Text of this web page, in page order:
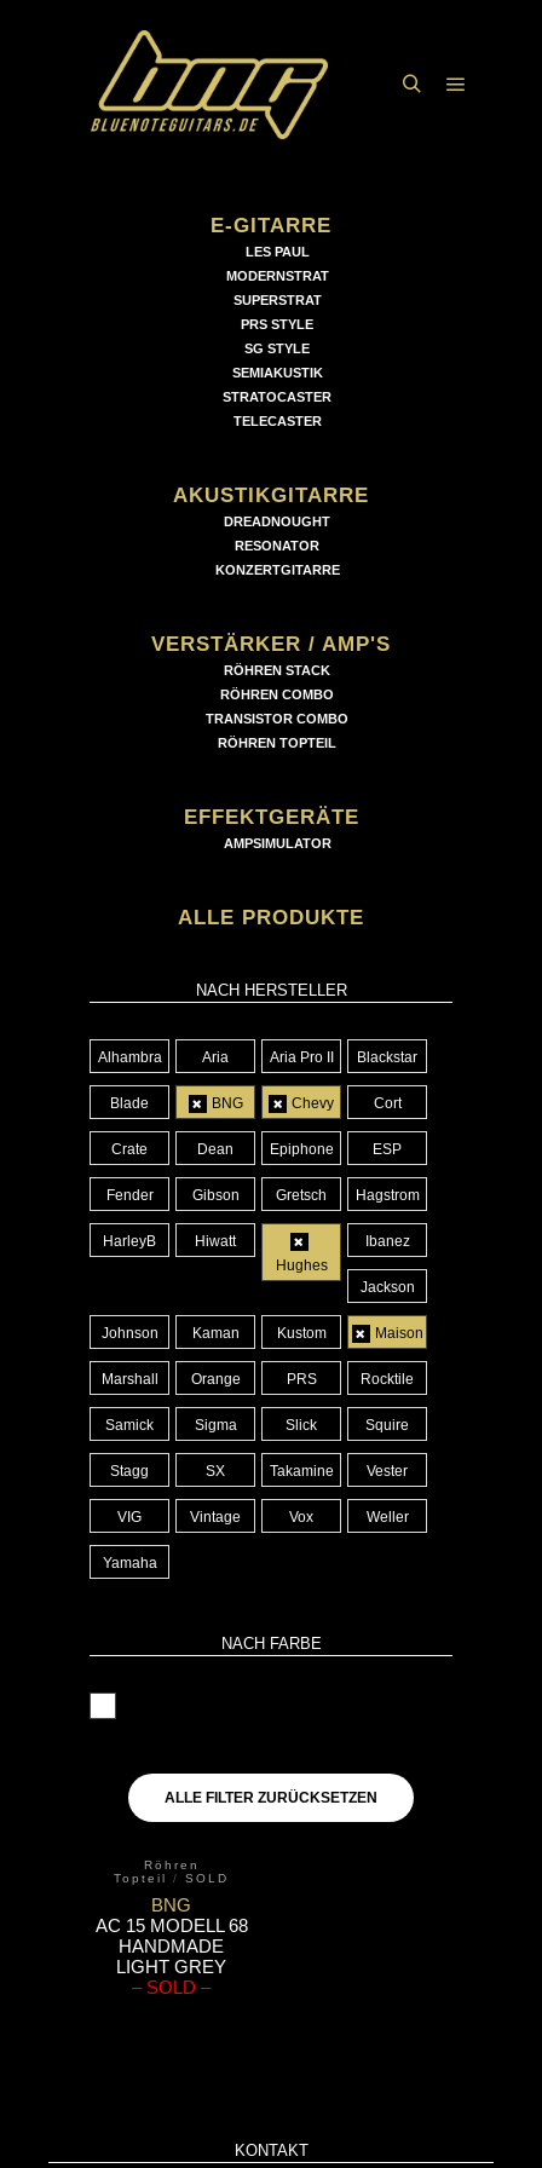
Röhren
Topteil
/ SOLD
BNG
AC 15 MODELL 68
HANDMADE
LIGHT GREY
– SOLD –
E-GITARRE
LES PAUL
MODERNSTRAT
SUPERSTRAT
PRS STYLE
SG STYLE
SEMIAKUSTIK
STRATOCASTER
TELECASTER
AKUSTIKGITARRE
DREADNOUGHT
RESONATOR
KONZERTGITARRE
VERSTÄRKER / AMP'S
RÖHREN STACK
RÖHREN COMBO
TRANSISTOR COMBO
RÖHREN TOPTEIL
EFFEKTGERÄTE
AMPSIMULATOR
ALLE PRODUKTE
NACH HERSTELLER
Alhambra Aria Aria Pro II Blackstar
Blade BNG Chevy Cort
Crate Dean Epiphone ESP
Fender Gibson Gretsch Hagstrom
HarleyB
Hiwatt
Hughes
Ibanez
Jackson
Johnson Kaman Kustom Maison
Marshall Orange PRS Rocktile
Samick Sigma Slick Squire
Stagg SX Takamine Vester
VIG Vintage Vox Weller
Yamaha
NACH FARBE
ALLE FILTER ZURÜCKSETZEN
KONTAKT